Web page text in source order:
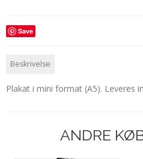
Save
Beskrivelse
Plakat i mini format (A5). Leveres
ANDRE